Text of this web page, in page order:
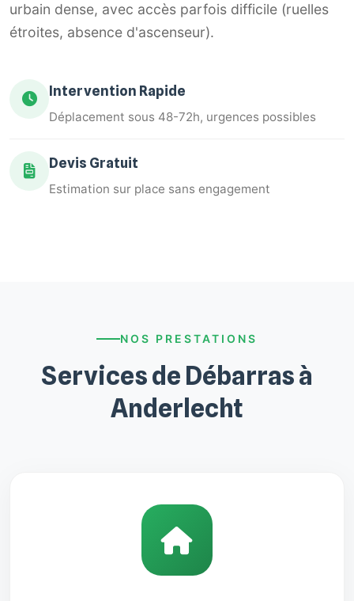
urbain dense, avec accès parfois difficile (ruelles
étroites, absence d'ascenseur).
Intervention Rapide
Déplacement sous 48-72h, urgences possibles
Devis Gratuit
Estimation sur place sans engagement
NOS PRESTATIONS
Services de Débarras à
Anderlecht